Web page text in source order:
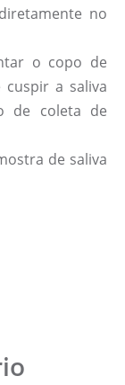
no
o copo de
a saliva
de coleta de
de saliva